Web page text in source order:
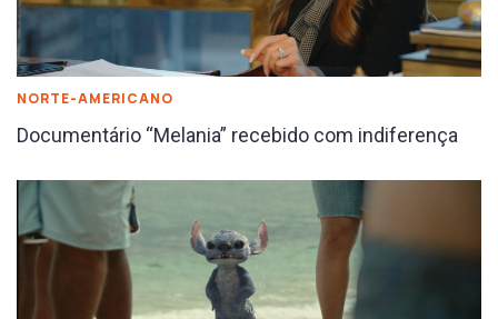
NORTE-AMERICANO
Documentário “Melania” recebido com indiferença